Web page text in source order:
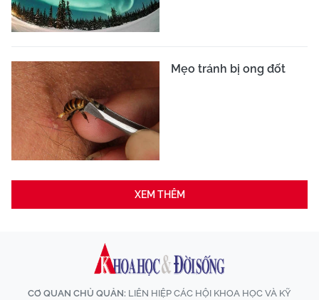
Mẹo tránh bị ong đốt
XEM THÊM
CƠ QUAN CHỦ QUẢN: LIÊN HIỆP CÁC HỘI KHOA HỌC VÀ KỸ